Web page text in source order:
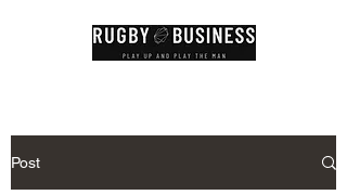
Post